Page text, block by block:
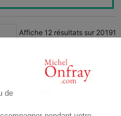
Affiche 12 résultats sur 20191